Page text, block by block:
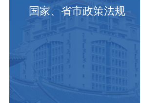
国家、省市政策法规